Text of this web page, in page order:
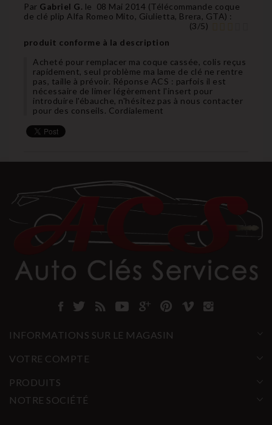
Par Gabriel G. le 08 Mai 2014 (Télécommande coque
de clé plip Alfa Romeo Mito, Giulietta, Brera, GTA) :
(3/5)
produit conforme à la description
Acheté pour remplacer ma coque cassée, colis reçus
rapidement, seul problème ma lame de clé ne rentre
pas, taille à prévoir. Réponse ACS : parfois il est
nécessaire de limer légèrement l'insert pour
introduire l'ébauche, n'hésitez pas à nous contacter
pour des conseils. Cordialement
INFORMATIONS SUR LE MAGASIN
VOTRE COMPTE
PRODUITS
NOTRE SOCIÉTÉ